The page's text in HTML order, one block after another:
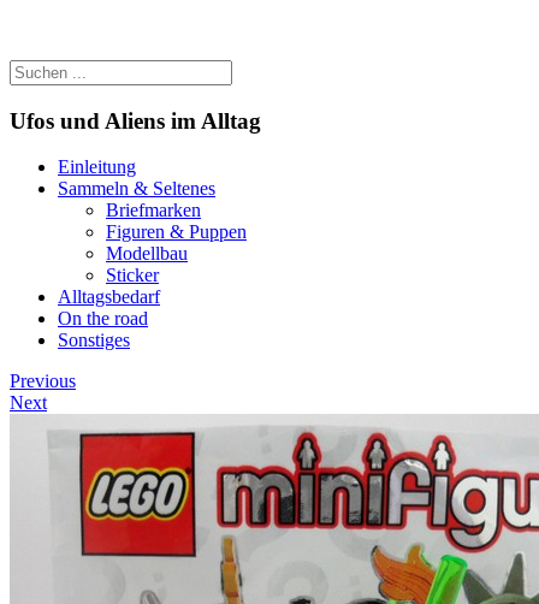
Ufos und Aliens im Alltag
Einleitung
Sammeln & Seltenes
Briefmarken
Figuren & Puppen
Modellbau
Sticker
Alltagsbedarf
On the road
Sonstiges
Previous
Next